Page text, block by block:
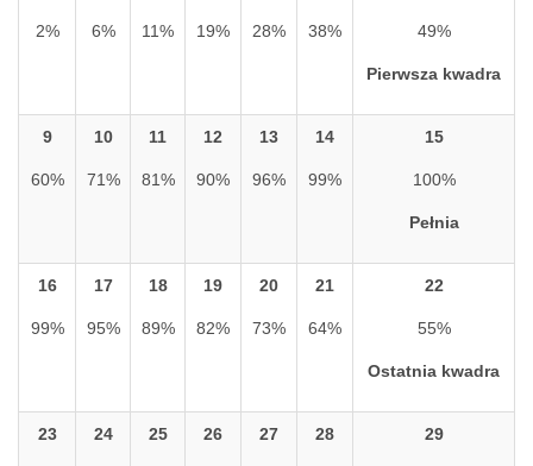
2% 6% 11% 19% 28% 38% 49%
Pierwsza kwadra
9
60%
10
71%
11
81%
12
90%
13
96%
14
99%
15
100%
Pełnia
16
99%
17
95%
18
89%
19
82%
20
73%
21
64%
22
55%
Ostatnia kwadra
23 24 25 26 27 28 29